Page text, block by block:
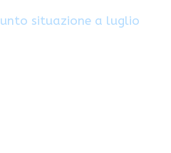
situazione a luglio